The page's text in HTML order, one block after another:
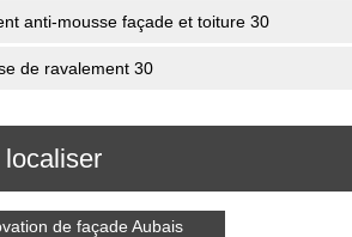
anti-mousse façade et toiture 30
de ravalement 30
localiser
de façade Aubais